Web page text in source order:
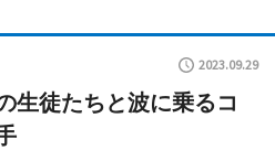
2023.09.29
生徒たちと波に乗るコ